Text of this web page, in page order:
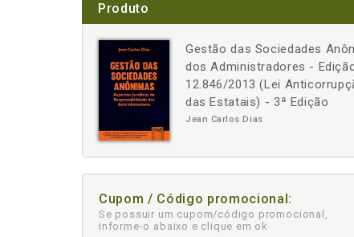
Produto
Gestão das Sociedades
dos Administradores -
12.846/2013 (Lei
das Estatais) - 3ª Edição
Jean Carlos Dias
-
Cupom / Código promocional:
Se possuir um cupom/código promocional,
informe-o abaixo e clique em ok